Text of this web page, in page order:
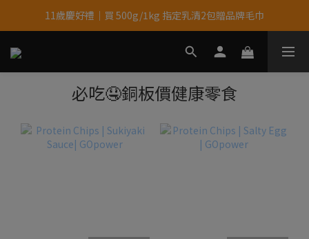
果果11歲慶｜App 下單享 5% 購物金回饋
11歲慶好禮｜買 500g/1kg 指定乳清2包贈品牌毛巾
果果11歲慶｜App 下單享 5% 購物金回饋
必吃🤤銅板價健康零食